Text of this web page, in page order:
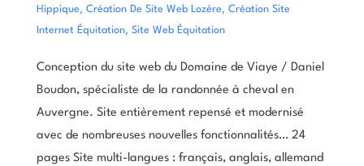
Hippique, Création De Site Web Lozère, Création Site
Internet Équitation, Site Web Équitation
Conception du site web du Domaine de Viaye / Daniel
Boudon, spécialiste de la randonnée à cheval en
Auvergne. Site entièrement repensé et modernisé
avec de nombreuses nouvelles fonctionnalités… 24
pages Site multi-langues : français, anglais, allemand